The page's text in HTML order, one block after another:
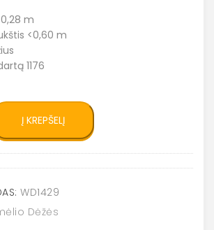
m
<0,60 m
1176
Į KREPŠELĮ
WD1429
Dėžės